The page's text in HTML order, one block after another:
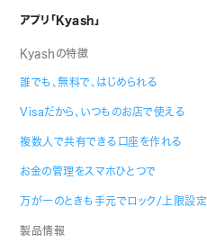
アプリ「Kyash」
Kyashの特徴
誰でも、無料で、はじめられる
Visaだから、いつものお店で使える
複数人で共有できる口座を作れる
お金の管理をスマホひとつで
万が一のときも手元でロック/上限設定
製品情報